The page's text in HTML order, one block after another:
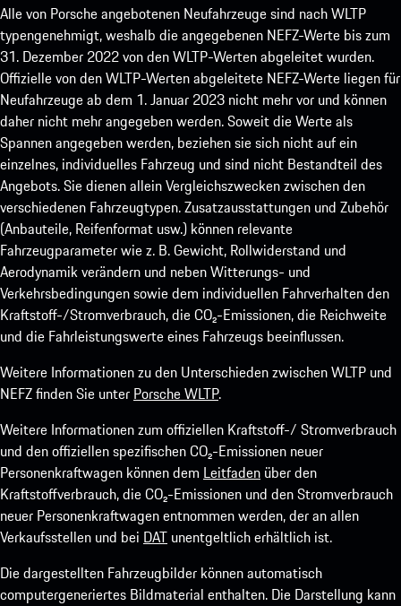
Alle von Porsche angebotenen Neufahrzeuge sind nach WLTP
typengenehmigt, weshalb die angegebenen NEFZ-Werte bis zum
31. Dezember 2022 von den WLTP-Werten abgeleitet wurden.
Offizielle von den WLTP-Werten abgeleitete NEFZ-Werte liegen für
Neufahrzeuge ab dem 1. Januar 2023 nicht mehr vor und können
daher nicht mehr angegeben werden. Soweit die Werte als
Spannen angegeben werden, beziehen sie sich nicht auf ein
einzelnes, individuelles Fahrzeug und sind nicht Bestandteil des
Angebots. Sie dienen allein Vergleichszwecken zwischen den
verschiedenen Fahrzeugtypen. Zusatzausstattungen und Zubehör
(Anbauteile, Reifenformat usw.) können relevante
Fahrzeugparameter wie z. B. Gewicht, Rollwiderstand und
Aerodynamik verändern und neben Witterungs- und
Verkehrsbedingungen sowie dem individuellen Fahrverhalten den
Kraftstoff-/Stromverbrauch, die CO₂-Emissionen, die Reichweite
und die Fahrleistungswerte eines Fahrzeugs beeinflussen.
Weitere Informationen zu den Unterschieden zwischen WLTP und
NEFZ finden Sie unter Porsche WLTP.
Weitere Informationen zum offiziellen Kraftstoff-/ Stromverbrauch
und den offiziellen spezifischen CO₂-Emissionen neuer
Personenkraftwagen können dem Leitfaden über den
Kraftstoffverbrauch, die CO₂-Emissionen und den Stromverbrauch
neuer Personenkraftwagen entnommen werden, der an allen
Verkaufsstellen und bei DAT unentgeltlich erhältlich ist.
Die dargestellten Fahrzeugbilder können automatisch
computergeneriertes Bildmaterial enthalten. Die Darstellung kann